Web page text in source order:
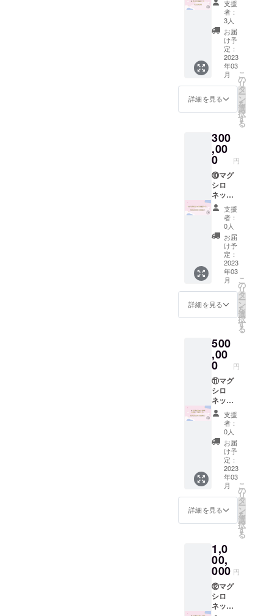
の子ならで
はのカッコ
良さを追求
したグルー
プとなって
おり、各グ
ループで衣
装や楽曲が
異なりま
今後はアイ
ドル業界と
アニメ業界
の2軸での活
躍が期待さ
れる『マグ
シロネット-
N極』と『マ
グシロネッ
ト-S極』を
是非注目し
てくださ
バーの
名前を
必ず記
載して
くださ
い。
キ券と
なりま
す。 ※
分散投
票が可
能とな
ります
ので備
て所持
されて
応じて
投票し
たいグ
と推し
メン
バーの
名前を
必ず記
載して
くださ
い。
と推し
メン
バーの
名前を
必ず記
載して
くださ
い。
す。飲
食代、
交通費
は購入
者負担
になり
ます。
当日は
メン
バー5人
いたし
ます。
感染防
止対策
とし
て、参
加者マ
スク着
用、メ
ンバー
は場合
により
フェイ
スシー
ルド又
はマス
ク着
用。換
て開催
いたし
ます。
1.立ち
位置投
票権付
きチェ
キ券 (30
枠）※投
票をし
て頂い
たグ
ループ
及びメ
ンバー
のチェ
キ券と
なりま
能とな
ります
ので備
考欄に
て所持
されて
いる投
ディン
グ限定
のTシャ
ツにメ
ンバー
直筆で
宛名・
サイ
ン・推
しメン
バーの
一言
セージ
入り。
※宛名の
希望名
を必ず
備考欄
にご記
入くだ
さい。
備考欄
にご記
入がな
い場合
には宛
名なし
となり
ますの
で予め
ご了承
くださ
序良俗
に反す
る場合
は記載
致しか
ねま
す。 ※
注文後
のTシャ
ツのサ
イズ変
更は行
なって
おりま
せんの
で画像
のTシャ
ツサイ
ズをご
確認の
文くだ
さい。
1.立ち
位置投
票権付
きチェ
キ券 (50
100,000
コース
(1,2,3,4,
5,6,7,8,
9,10,11
）に加
え、 12.
ビデオ
通話
お選び
頂いた
バー1人
と10分
間のビ
デオ通
話を行
いま
す。 日
時詳細
は購入
者のみ
お伝え
しま
す。
1.立ち
位置投
票権付
きチェ
キ券
(100
枠）※投
て頂い
たグ
ループ
及びメ
ンバー
のチェ
キ券と
なりま
す。 ※
分散投
票が可
能とな
ります
ので備
考欄に
て所持
されて
いる投
票枠に
応じて
たいグ
ループ
と推し
メン
バーの
名前を
必ず記
支援
者：
3人
お届
け予
定：
2023
年03
月
詳細を見る
こ
の
リ
タ
ー
ン
を
選
択
す
る
300
,00
0 円
⑩マグ
シロ
ネット
応援!!
コー
ス
300,000
円(5名
限定）
⑨の
コース
(1,2,3,4,
5,6,7,8,
9,10,11,
12）に
加えま
13.主催
イベン
ト無料
入場
主催ラ
イブや
生誕祭
等のイ
ベント
に無料
でご招
待！
※2023
年5月以
降の主
催イベ
ントの
開始か
ら1年間
有効。
表まで
お待ち
くださ
い。 ※
予約必
須にな
ります
支援
者：
0人
お届
け予
定：
2023
年03
月
詳細を見る
こ
の
リ
タ
ー
ン
を
選
択
す
る
500
,00
0 円
⑪マグ
シロ
ネット
応援!!シ
ルバー
VIPコー
ス
500,000
円 (2名
限定）
⑩の
コース
(1,2,3,4,
5,6,7,8,
9,10,11,
12,13）
まし
て、 14.
主催イ
ベント
関係者
席にゲ
ストで
支援
者：
0人
お届
け予
定：
2023
年03
月
詳細を見る
こ
の
リ
タ
ー
ン
を
選
択
す
る
1,0
00,
000 円
⑫マグ
シロ
ネット